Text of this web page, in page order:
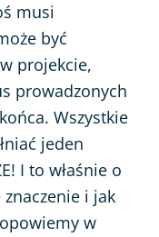
musi
być
projekcie,
prowadzonych
Wszystkie
jeden
I to właśnie o
i jak
w